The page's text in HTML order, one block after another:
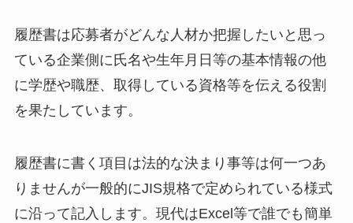
履歴書は応募者がどんな人材か把握したいと思っ
ている企業側に氏名や生年月日等の基本情報の他
に学歴や職歴、取得している資格等を伝える役割
を果たしています。
履歴書に書く項目は法的な決まり事等は何一つあ
りませんが一般的にJIS規格で定められている様式
に沿って記入します。現代はExcel等で誰でも簡単